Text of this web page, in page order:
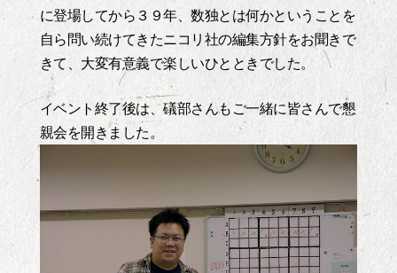
に登場してから３９年、数独とは何かということを
自ら問い続けてきたニコリ社の編集方針をお聞きで
きて、大変有意義で楽しいひとときでした。
イベント終了後は、礒部さんもご一緒に皆さんで懇
親会を開きました。